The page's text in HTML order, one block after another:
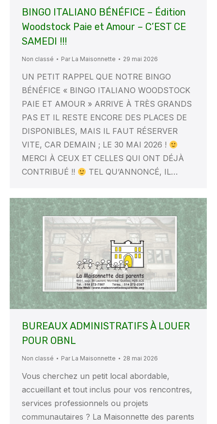
BINGO ITALIANO BÉNÉFICE – Édition
Woodstock Paie et Amour – C’EST CE
SAMEDI !!!
Non classé Par La Maisonnette 29 mai 2026
UN PETIT RAPPEL QUE NOTRE BINGO
BÉNÉFICE « BINGO ITALIANO WOODSTOCK
PAIE ET AMOUR » ARRIVE À TRÈS GRANDS
PAS ET IL RESTE ENCORE DES PLACES DE
DISPONIBLES, MAIS IL FAUT RÉSERVER
VITE, CAR DEMAIN ; LE 30 MAI 2026 !
MERCI À CEUX ET CELLES QUI ONT DÉJÀ
CONTRIBUÉ !!
TEL QU’ANNONCÉ, IL…
BUREAUX ADMINISTRATIFS À LOUER
POUR OBNL
Non classé Par La Maisonnette 28 mai 2026
Vous cherchez un petit local abordable,
accueillant et tout inclus pour vos rencontres,
services professionnels ou projets
communautaires ? La Maisonnette des parents